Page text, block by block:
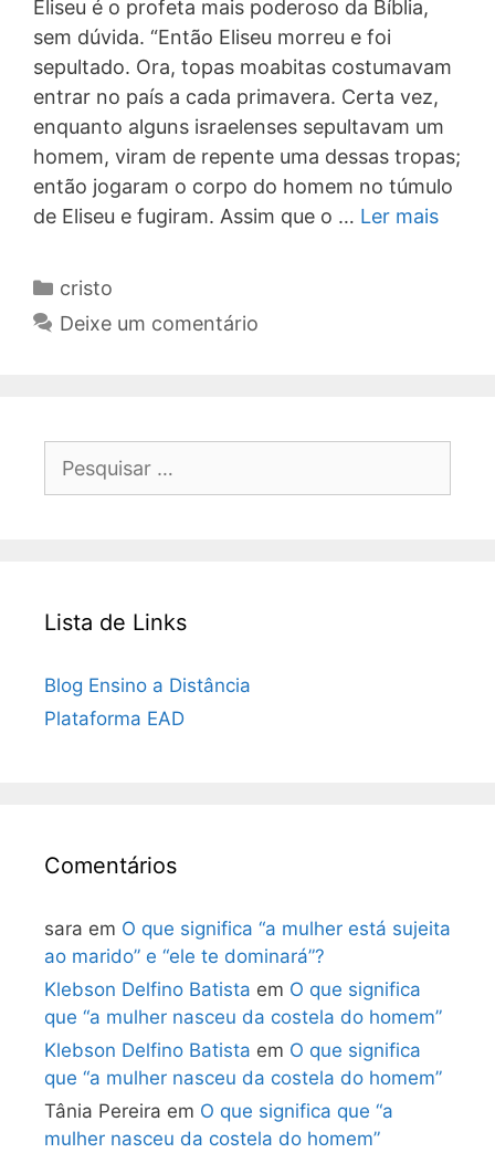
Eliseu é o profeta mais poderoso da Bíblia,
sem dúvida. “Então Eliseu morreu e foi
sepultado. Ora, topas moabitas costumavam
entrar no país a cada primavera. Certa vez,
enquanto alguns israelenses sepultavam um
homem, viram de repente uma dessas tropas;
então jogaram o corpo do homem no túmulo
de Eliseu e fugiram. Assim que o … Ler mais
Categorias
cristo
Deixe um comentário
por:
Lista de Links
Blog Ensino a Distância
Plataforma EAD
Comentários
sara em O que significa “a mulher está sujeita
ao marido” e “ele te dominará”?
Klebson Delfino Batista em O que significa
que “a mulher nasceu da costela do homem”
Klebson Delfino Batista em O que significa
que “a mulher nasceu da costela do homem”
Tânia Pereira em O que significa que “a
mulher nasceu da costela do homem”